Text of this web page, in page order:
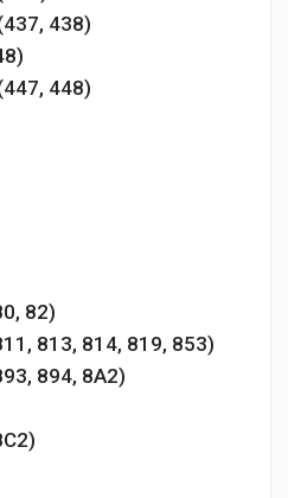
438)
448)
82)
813, 814, 819, 853)
894, 8A2)